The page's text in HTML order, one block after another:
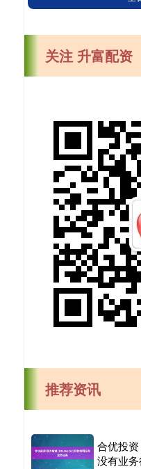
关注 升富配资
推荐资讯
合优投
没有业